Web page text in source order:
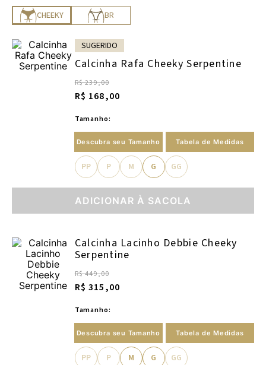
CHEEKY BR
SUGERIDO
Calcinha Rafa Cheeky Serpentine
R$ 239,00
R$ 168,00
Tamanho:
Descubra seu Tamanho Tabela de Medidas
PP P M G GG
ADICIONAR À SACOLA
Calcinha Lacinho Debbie Cheeky
Serpentine
R$ 449,00
R$ 315,00
Tamanho:
Descubra seu Tamanho Tabela de Medidas
PP P M G GG